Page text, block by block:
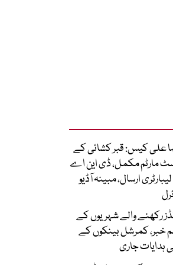
علی کیس: قبر کشائی کے
مارٹم مکمل، ڈی این اے
ارسال، مبینہ آڈیو
رکھنے والے شہریوں کے
خبر، کمرشل بینکوں کے
ہدایات جاری